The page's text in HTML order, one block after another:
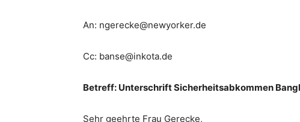
An: ngerecke@newyorker.de
Cc: banse@inkota.de
Betreff: Unterschrift Sicherheitsabkommen
Sehr geehrte Frau Gerecke,